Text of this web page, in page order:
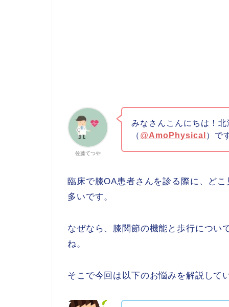
佐藤てつや
みなさんこんにちは！
（ @AmoPhysical ）で
臨床で膝OA患者さんを診る際に、ど
多いです。
なぜなら、 膝関節の機能と歩行につい
ね。
そこで今回は以下のお悩みを解説して